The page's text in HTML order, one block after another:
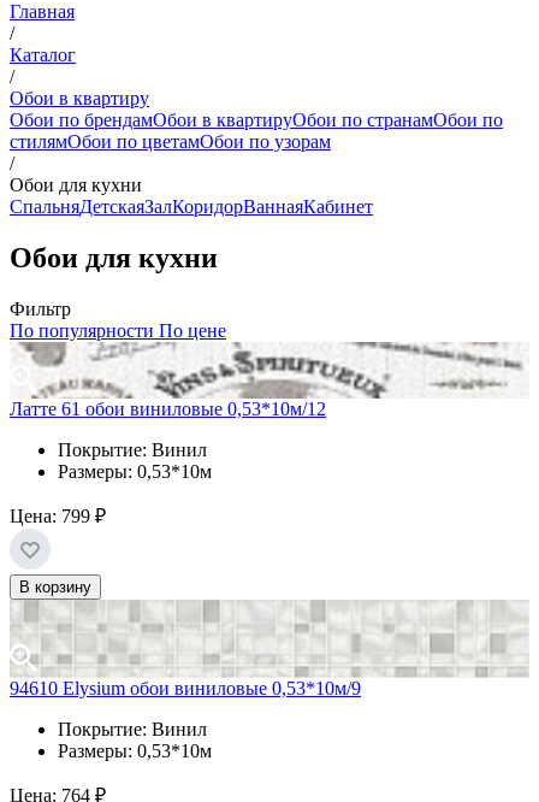
Главная
/
Каталог
/
Обои в квартиру
Обои по брендамОбои в квартируОбои по странамОбои по
стилямОбои по цветамОбои по узорам
/
Обои для кухни
СпальняДетскаяЗалКоридорВаннаяКабинет
Обои для кухни
Фильтр
По популярности По цене
Латте 61 обои виниловые 0,53*10м/12
Покрытие: Винил
Размеры: 0,53*10м
Цена: 799 ₽
В корзину
94610 Elysium обои виниловые 0,53*10м/9
Покрытие: Винил
Размеры: 0,53*10м
Цена: 764 ₽